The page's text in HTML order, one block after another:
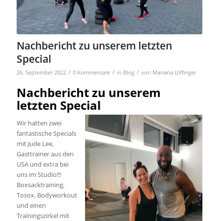
Nachbericht zu unserem letzten
Special
26. September 2022 / 0 Kommentare / in Blog / von Mariana Uiffinger
Nachbericht zu unserem
letzten Special
Wir hatten zwei
fantastische Specials
mit Jude Lee,
Gasttrainer aus den
USA und extra bei
uns im Studio!!!
Boxsacktraining,
Tosox, Bodyworkout
und einen
Trainingszirkel mit